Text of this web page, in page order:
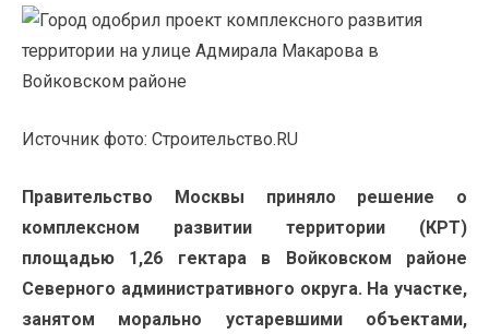
Источник фото: Строительство.RU
Правительство Москвы приняло решение о
комплексном развитии территории (КРТ)
площадью 1,26 гектара в Войковском районе
Северного административного округа. На участке,
занятом морально устаревшими объектами,